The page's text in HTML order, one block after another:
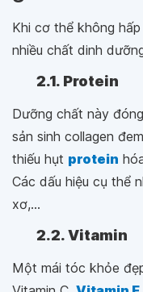
Khi cơ thể không
nhiều chất dinh
2.1. Protein
Dưỡng chất này
sản sinh collagen
thiếu hụt protein
Các dấu hiệu cụ thể
xơ,...
2.2. Vitamin
Một mái tóc khỏe